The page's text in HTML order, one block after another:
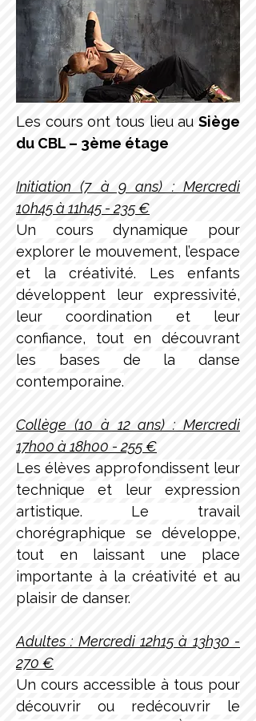
Les cours ont tous lieu au Siège
du CBL – 3ème étage
Initiation (7 à 9 ans) : Mercredi
10h45 à 11h45 - 235 €
Un cours dynamique pour
explorer le mouvement, l’espace
et la créativité. Les enfants
développent leur expressivité,
leur coordination et leur
confiance, tout en découvrant
les bases de la danse
contemporaine.
Collège (10 à 12 ans) : Mercredi
17h00 à 18h00 - 255 €
Les élèves approfondissent leur
technique et leur expression
artistique. Le travail
chorégraphique se développe,
tout en laissant une place
importante à la créativité et au
plaisir de danser.
Adultes : Mercredi 12h15 à 13h30 -
270 €
Un cours accessible à tous pour
découvrir ou redécouvrir le